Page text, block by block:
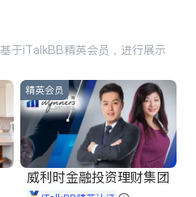
于iTalkBB精英会员，进行展示
精英会员
威利时金融投资理财集团